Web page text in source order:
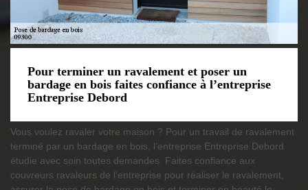
Pour terminer un ravalement et poser un
bardage en bois faites confiance à l’entreprise
Entreprise Debord
Vous voulez ravaler votre maison ? Pour un travail de ravalement
terminé par un bardage en bois, l’entreprise Entreprise Debord
étudie avec soin toutes demandes. Faites confiance aux
couvreurs ravaleurs de l’entreprise pour réaliser le ravalement,